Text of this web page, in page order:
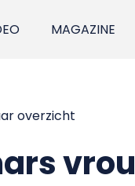
MAGAZINE
overzicht